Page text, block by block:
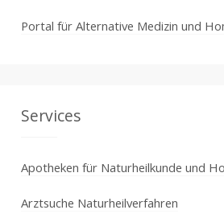
Portal für Alternative Medizin und
Services
Apotheken für Naturheilkunde und
Arztsuche Naturheilverfahren